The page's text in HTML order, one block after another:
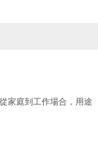
家庭到工作場合，用途